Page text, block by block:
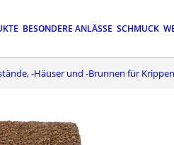
BESONDERE ANLÄSSE SCHMUCK
-Häuser und -Brunnen für Krippen